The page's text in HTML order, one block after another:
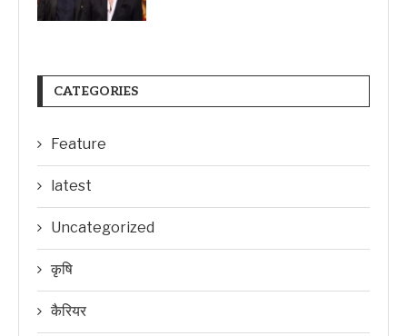
CATEGORIES
Feature
latest
Uncategorized
कृषि
कैरियर